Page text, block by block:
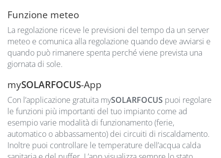
Funzione meteo
La regolazione riceve le previsioni del tempo da un server
meteo e comunica alla regolazione quando deve avviarsi e
quando può rimanere spenta perché viene prevista una
giornata di sole.
mySOLARFOCUS-App
Con l’applicazione gratuita mySOLARFOCUS puoi regolare
le funzioni più importanti del tuo impianto come ad
esempio varie modalità di funzionamento (ferie,
automatico o abbassamento) dei circuiti di riscaldamento.
Inoltre puoi controllare le temperature dell’acqua calda